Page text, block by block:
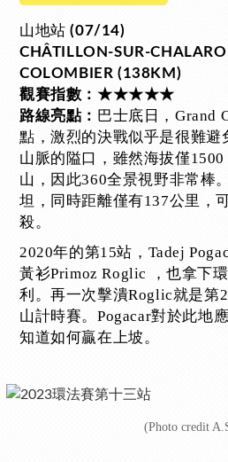
山地站(07/14)
CHÂTILLON-SUR-
COLOMBIER (138KM)
觀賽指數：★★★★★
路線亮點： 巴士底日，Grand
點，激烈的決戰似乎是很難避
山脈的隘口，雖然海拔僅
山，因此360全景視野非常棒
坦，同時距離僅有137公里，
殺。
2020年的第15站，Tadej
黃衫Primoz Roglic ，也拿下
利。再一次擊潰Roglic就是第
山計時賽。Pogacar對於此地
知道如何贏在上坡。
(Photo credit